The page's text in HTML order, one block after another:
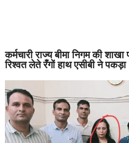
कर्मचारी राज्य बीमा निगम की
रिश्वत लेते रँगों हाथ एसीबी ने पकड़ा